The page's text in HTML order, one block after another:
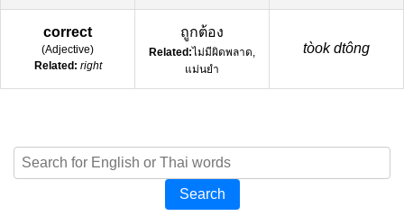
correct
(Adjective)
Related: right
ถูกต้อง
Related:ไม่มีผิดพลาด,
แม่นยำ
tòok dtông
Search